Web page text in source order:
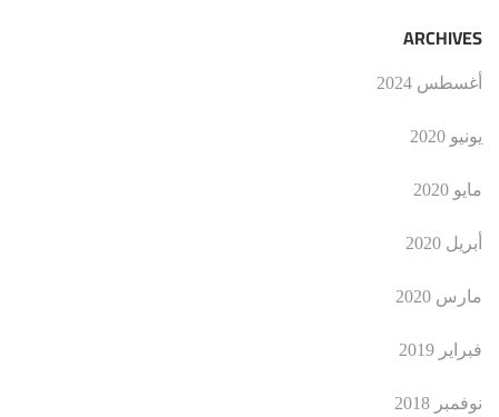
ARCHIVES
أغسطس 2024
يونيو 2020
مايو 2020
أبريل 2020
مارس 2020
فبراير 2019
نوفمبر 2018